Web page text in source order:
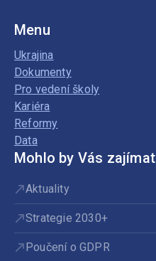
Menu
Ukrajina
Dokumenty
Pro vedení školy
Kariéra
Reformy
Data
Mohlo by Vás zajímat
Aktuality
Strategie 2030+
Poučení o GDPR